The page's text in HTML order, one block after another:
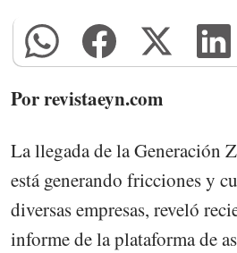
Por revistaeyn.com
La llegada de la Generación
está generando fricciones y
diversas empresas, reveló
informe de la plataforma de